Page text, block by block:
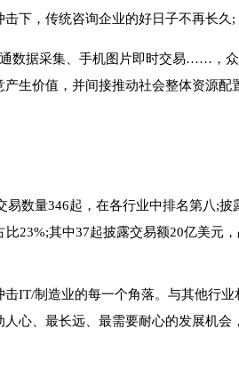
击下，传统咨询企业的好日子不再长久;
数据采集、手机图片即时交易……，
产生价值，并间接推动社会整体资源
易数量346起，在各行业中排名第八;
比23%;其中37起披露交易额20亿美元
击IT/制造业的每一个角落。与其他行
人心、最长远、最需要耐心的发展机